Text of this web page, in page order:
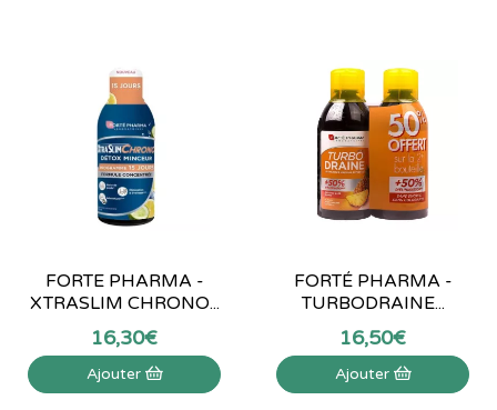
FORTE PHARMA -
XTRASLIM CHRONO...
16,30€
Ajouter
FORTÉ PHARMA -
TURBODRAINE...
16,50€
Ajouter